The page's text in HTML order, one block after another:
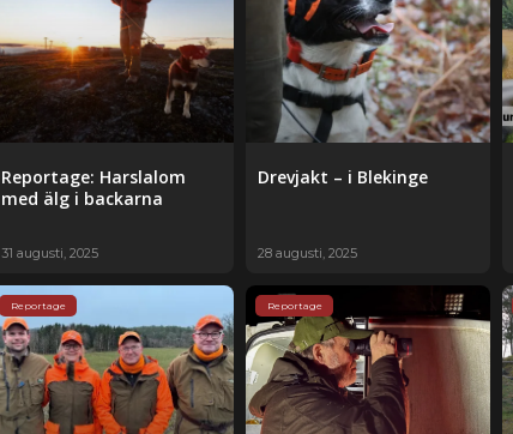
Reportage: Harslalom
med älg i backarna
31 augusti, 2025
Drevjakt – i Blekinge
28 augusti, 2025
Reportage Reportage